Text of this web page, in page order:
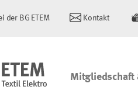
der BG ETEM Kontakt
Mitgliedschaft